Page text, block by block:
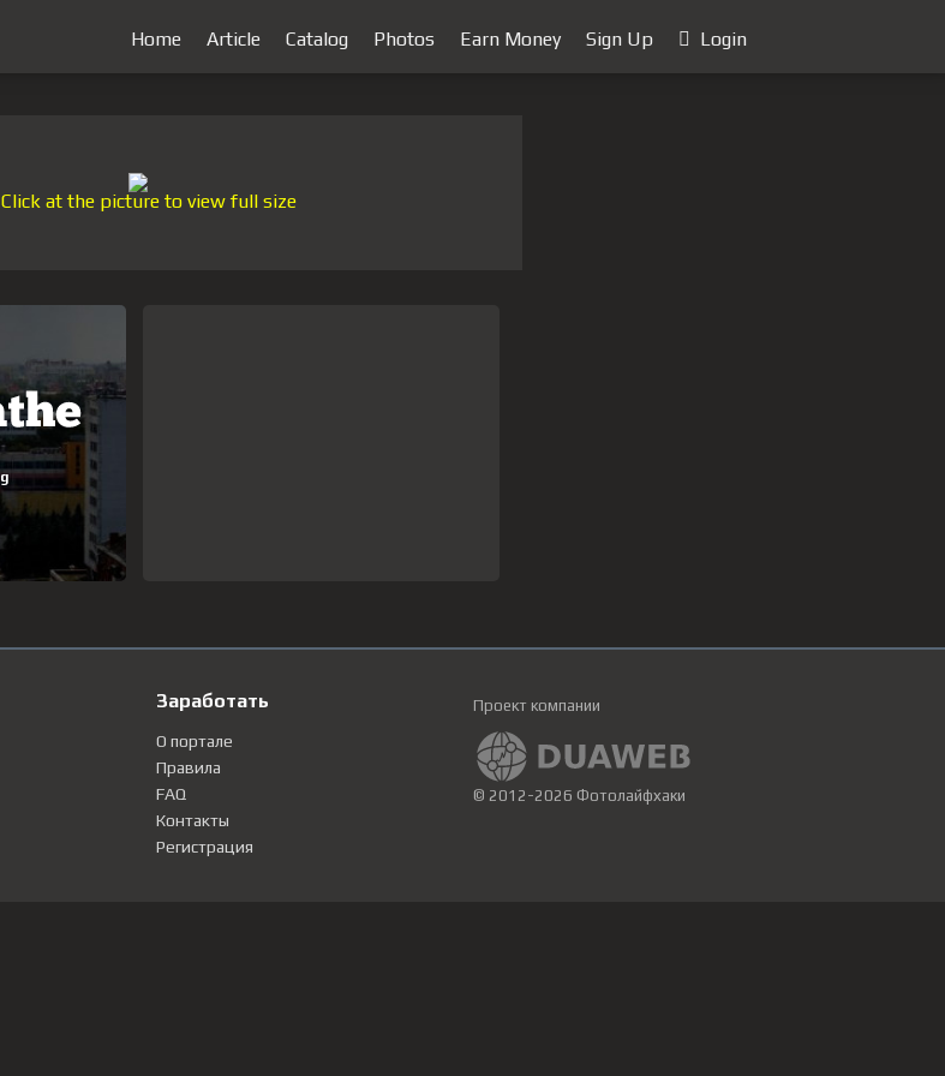
Home Article Catalog Photos Earn Money Sign Up Login
Click at the picture to view full size
Заработать
О портале
Правила
FAQ
Контакты
Регистрация
Проект компании
© 2012-2026 Фотолайфхаки